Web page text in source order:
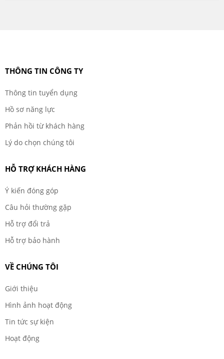
THÔNG TIN CÔNG TY
Thông tin tuyển dụng
Hồ sơ năng lực
Phản hồi từ khách hàng
Lý do chọn chúng tôi
HỖ TRỢ KHÁCH HÀNG
Ý kiến đóng góp
Câu hỏi thường gặp
Hỗ trợ đổi trả
Hỗ trợ bảo hành
VỀ CHÚNG TÔI
Giới thiệu
Hình ảnh hoạt động
Tin tức sự kiện
Hoạt động